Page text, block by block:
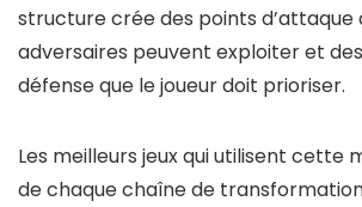
structure crée des points d’attaque
adversaires peuvent exploiter et
défense que le joueur doit prioriser.
Les meilleurs jeux qui utilisent cette
de chaque chaîne de